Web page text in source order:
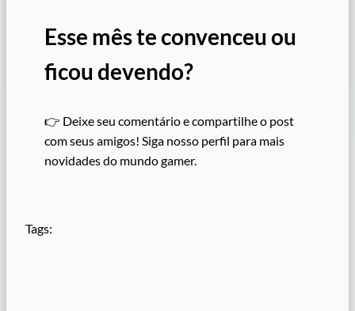
Esse mês te convenceu ou
ficou devendo?
👉 Deixe seu comentário e compartilhe o post
com seus amigos! Siga nosso perfil para mais
novidades do mundo gamer.
Tags: